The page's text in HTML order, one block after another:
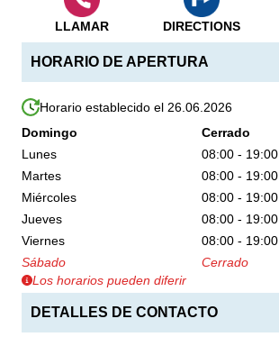
HORARIO DE APERTURA
Horario establecido el 26.06.2026
Domingo
Cerrado
Lunes
08:00 - 19:00
Martes
08:00 - 19:00
Miércoles
08:00 - 19:00
Jueves
08:00 - 19:00
Viernes
08:00 - 19:00
Sábado
Cerrado
Los horarios pueden diferir
DETALLES DE CONTACTO
LLAMAR DIRECTIONS